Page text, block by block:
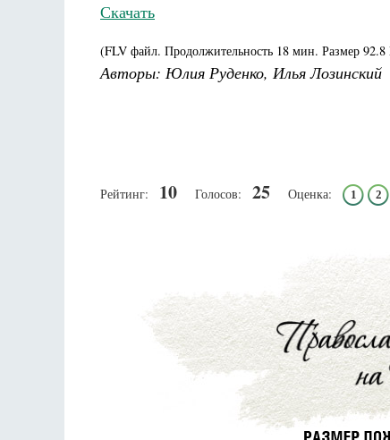
Скачать
(FLV файл. Продолжительность 18 мин. Размер 92.8
Авторы: Юлия Руденко, Илья Лозинский
Рейтинг: 10 Голосов: 25 Оценка: 1 2